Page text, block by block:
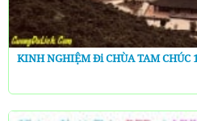
KINH NGHIỆM Đi CHÙA TAM CHÚC